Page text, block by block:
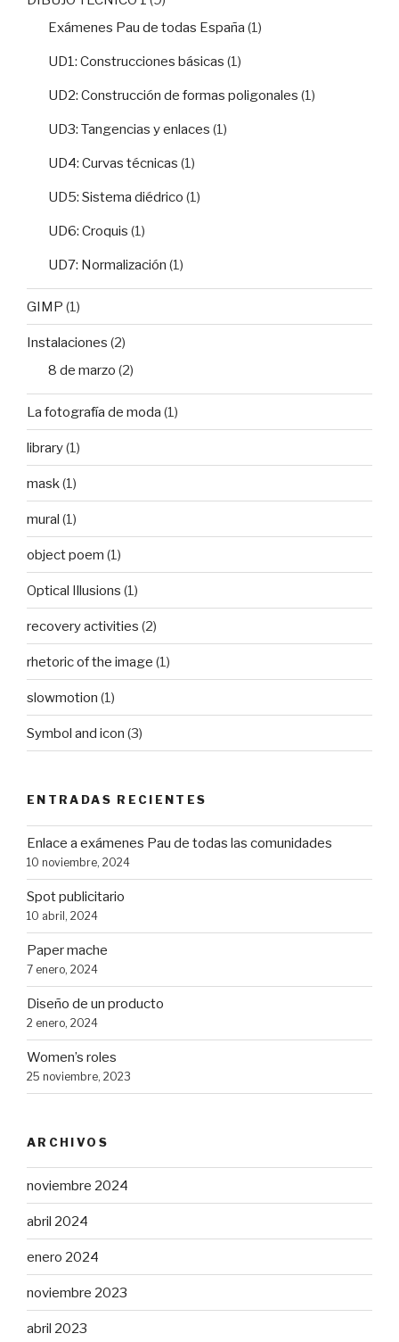
Exámenes Pau de todas España (1)
UD1: Construcciones básicas (1)
UD2: Construcción de formas poligonales (1)
UD3: Tangencias y enlaces (1)
UD4: Curvas técnicas (1)
UD5: Sistema diédrico (1)
UD6: Croquis (1)
UD7: Normalización (1)
GIMP (1)
Instalaciones (2)
8 de marzo (2)
La fotografía de moda (1)
library(1)
mask (1)
mural (1)
object poem (1)
Optical Illusions (1)
recovery activities (2)
rhetoric of the image (1)
slowmotion (1)
Symbol and icon (3)
ENTRADAS RECIENTES
Enlace a exámenes Pau de todas las comunidades
10 noviembre, 2024
Spot publicitario
10 abril, 2024
Paper mache
7 enero, 2024
Diseño de un producto
2 enero, 2024
Women’s roles
25 noviembre, 2023
ARCHIVOS
noviembre 2024
abril 2024
enero 2024
noviembre 2023
abril 2023